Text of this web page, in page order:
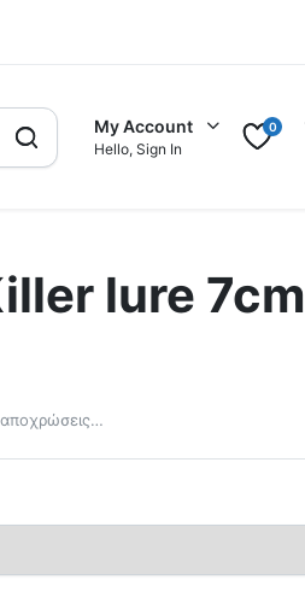
My Account
Hello, Sign In
0
lure 7cm